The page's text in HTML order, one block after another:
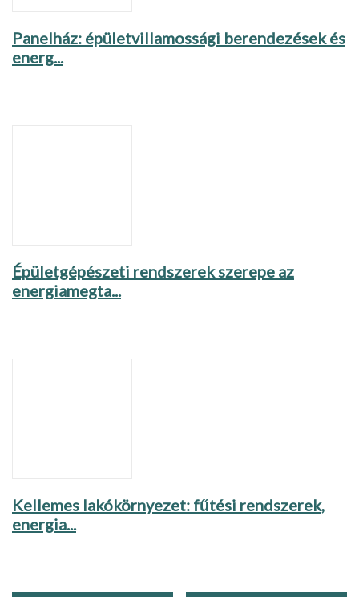
Panelház: épületvillamossági berendezések és
energ...
Épületgépészeti rendszerek szerepe az
energiamegta...
Kellemes lakókörnyezet: fűtési rendszerek,
energia...